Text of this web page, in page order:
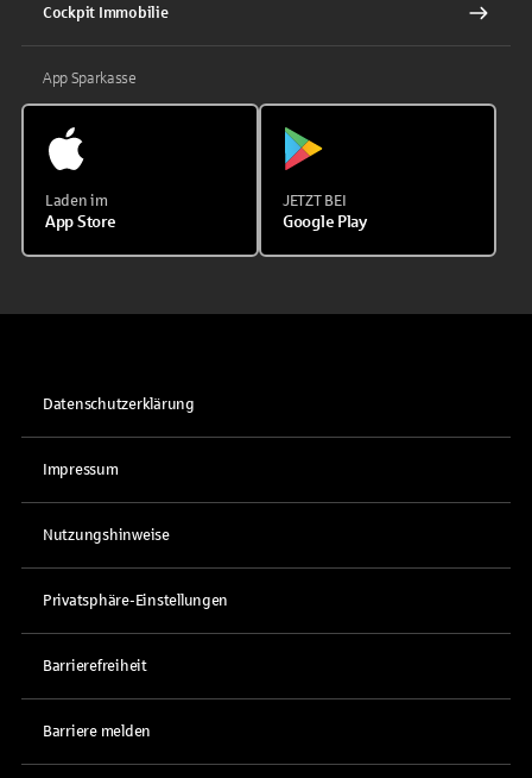
Cockpit Immobilie
App Sparkasse
Laden im
App Store
JETZT BEI
Google Play
Datenschutzerklärung
Impressum
Nutzungshinweise
Privatsphäre-Einstellungen
Barrierefreiheit
Barriere melden